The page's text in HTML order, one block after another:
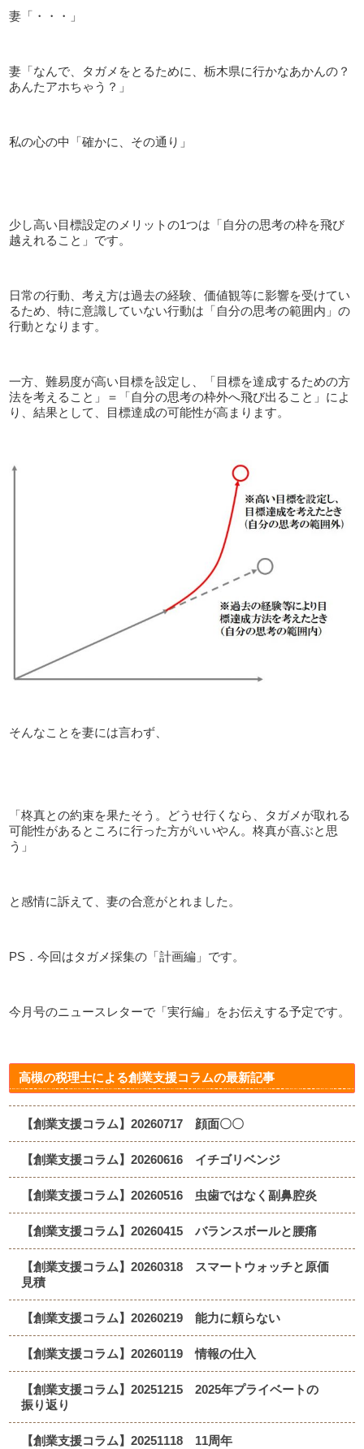
妻「・・・」
妻「なんで、タガメをとるために、栃木県に行かなあかんの？
あんたアホちゃう？」
私の心の中「確かに、その通り」
少し高い目標設定のメリットの1つは「自分の思考の枠を飛び
越えれること」です。
日常の行動、考え方は過去の経験、価値観等に影響を受けてい
るため、特に意識していない行動は「自分の思考の範囲内」の
行動となります。
一方、難易度が高い目標を設定し、「目標を達成するための方
法を考えること」＝「自分の思考の枠外へ飛び出ること」によ
り、結果として、目標達成の可能性が高まります。
そんなことを妻には言わず、
「柊真との約束を果たそう。どうせ行くなら、タガメが取れる
可能性があるところに行った方がいいやん。柊真が喜ぶと思
う」
と感情に訴えて、妻の合意がとれました。
PS．今回はタガメ採集の「計画編」です。
今月号のニュースレターで「実行編」をお伝えする予定です。
高槻の税理士による創業支援コラムの最新記事
【創業支援コラム】20260717 顔面〇〇
【創業支援コラム】20260616 イチゴリベンジ
【創業支援コラム】20260516 虫歯ではなく副鼻腔炎
【創業支援コラム】20260415 バランスボールと腰痛
【創業支援コラム】20260318 スマートウォッチと原価
見積
【創業支援コラム】20260219 能力に頼らない
【創業支援コラム】20260119 情報の仕入
【創業支援コラム】20251215 2025年プライベートの
振り返り
【創業支援コラム】20251118 11周年